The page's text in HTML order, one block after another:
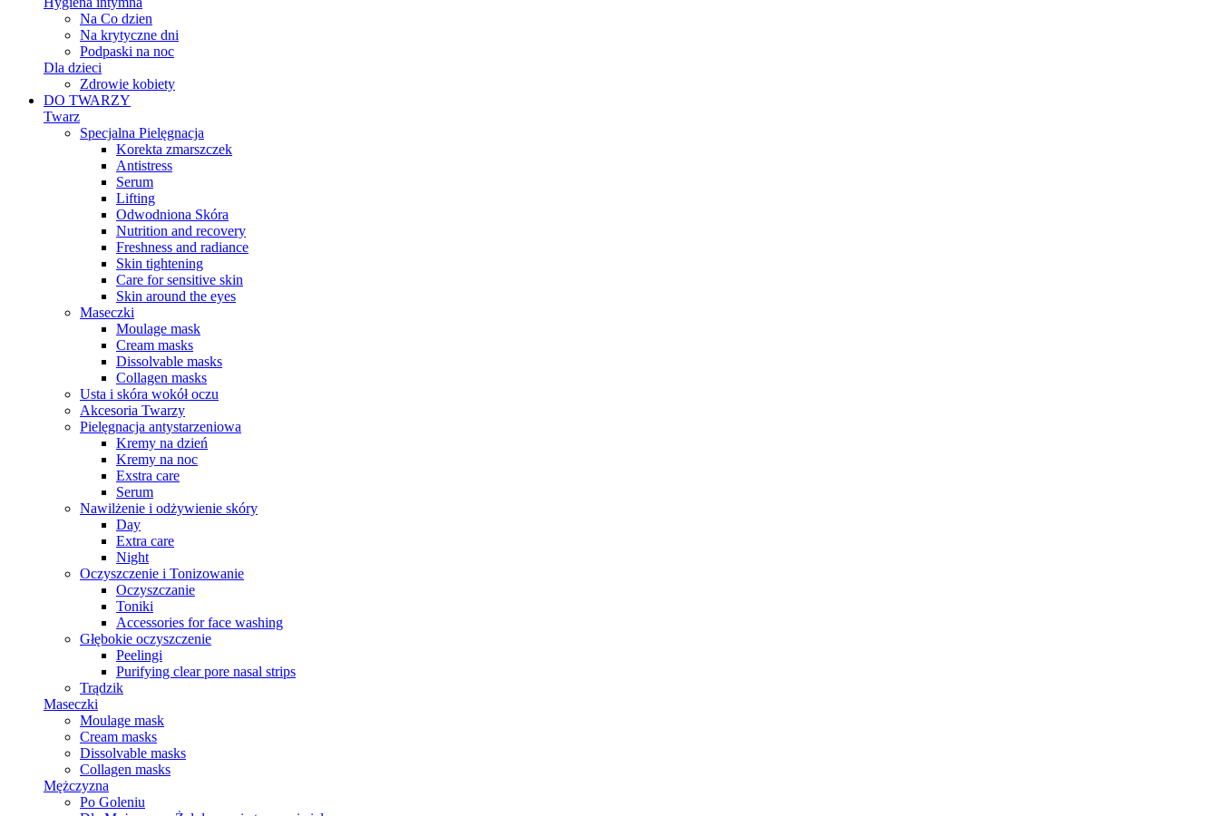
Na Co dzien
Na krytyczne dni
Podpaski na noc
Dla dzieci
Zdrowie kobiety
DO TWARZY
Twarz
Specjalna Pielęgnacja
Korekta zmarszczek
Antistress
Serum
Lifting
Odwodniona Skóra
Nutrition and recovery
Freshness and radiance
Skin tightening
Care for sensitive skin
Skin around the eyes
Maseczki
Moulage mask
Cream masks
Dissolvable masks
Collagen masks
Usta i skóra wokół oczu
Akcesoria Twarzy
Pielęgnacja antystarzeniowa
Kremy na dzień
Kremy na noc
Exstra care
Serum
Nawilżenie i odżywienie skóry
Day
Extra care
Night
Oczyszczenie i Tonizowanie
Oczyszczanie
Toniki
Accessories for face washing
Głębokie oczyszczenie
Peelingi
Purifying clear pore nasal strips
Trądzik
Maseczki
Moulage mask
Cream masks
Dissolvable masks
Collagen masks
Mężczyzna
Po Goleniu